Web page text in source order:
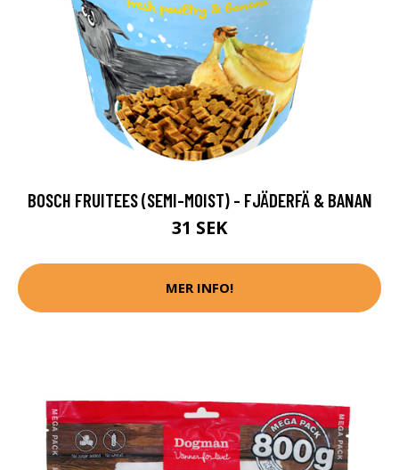
BOSCH FRUITEES (SEMI-MOIST) - FJÄDERFÄ & BANAN
31 SEK
MER INFO!